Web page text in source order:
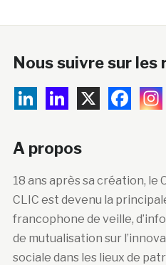
Nous suivre sur les
A propos
18 ans après sa création, le
CLIC est devenu la
francophone de veille,
de mutualisation sur
sociale dans les lieux de